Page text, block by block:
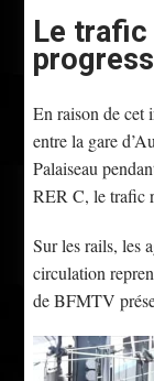
Le trafic
En raison de cet
entre la gare
Palaiseau
RER C, le trafic
Sur les rails, les
circulation
de BFMTV